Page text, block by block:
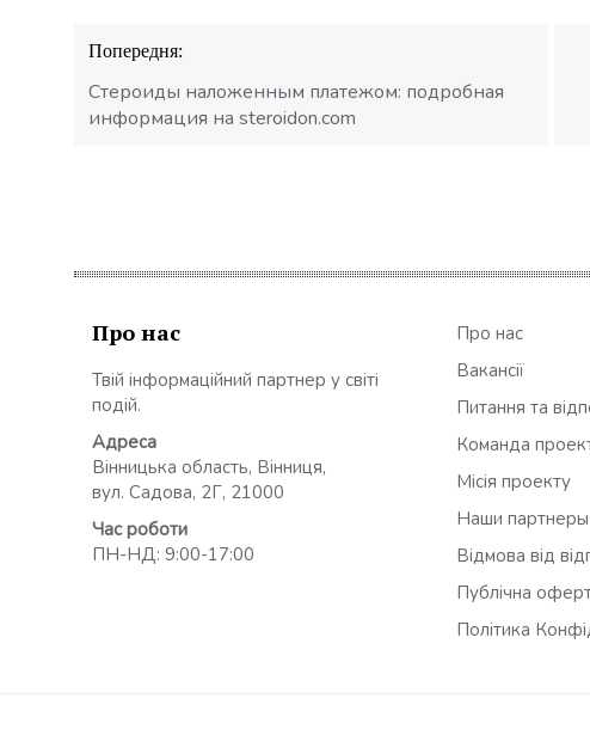
Навігація
записів
Попередня:
Стероиды наложенным платежом: подробная
информация на steroidon.com
Про нас
Твій інформаційний партнер у світі
подій.
Адреса
Вінницька область, Вінниця,
вул. Садова, 2Г, 21000
Час роботи
ПН-НД: 9:00-17:00
Про нас
Вакансії
Питання та
Команда
Місія проекту
Наши партнеры
Відмова від
Публічна
Політика